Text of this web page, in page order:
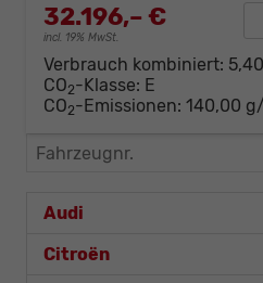
32.196,– €
incl. 19% MwSt.
Verbrauch kombiniert:
CO2-Klasse: E
CO2-Emissionen: 140,00
Fahrzeugnr.
Audi
Citroën